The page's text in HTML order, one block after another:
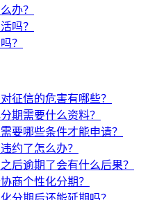
办？
吗？
？
征信的危害有哪些？
期需要什么资料？
要哪些条件才能申请？
约了怎么办？
后逾期了会有什么后果？
商个性化分期？